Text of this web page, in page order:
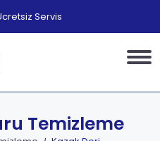
Servis
Temizleme